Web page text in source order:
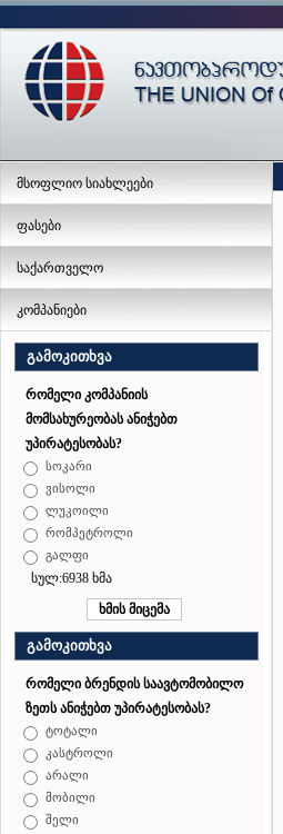
მსოფლიო სიახლეები
ფასები
საქართველო
კომპანიები
გამოკითხვა
რომელი კომპანიის
მომსახურეობას ანიჭებთ
უპირატესობას?
სოკარი
ვისოლი
ლუკოილი
რომპეტროლი
გალფი
სულ:6938 ხმა
გამოკითხვა
რომელი ბრენდის საავტომობილო
ზეთს ანიჭებთ უპირატესობას?
ტოტალი
კასტროლი
არალი
მობილი
შელი